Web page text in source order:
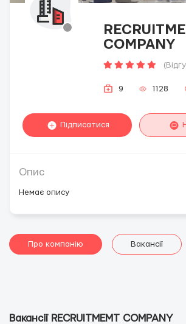
COMPANY
9 1128
Підписатися
Опис
Немає опису
Про компанію Вакансії
Вакансії RECRUITMEMT COMPANY